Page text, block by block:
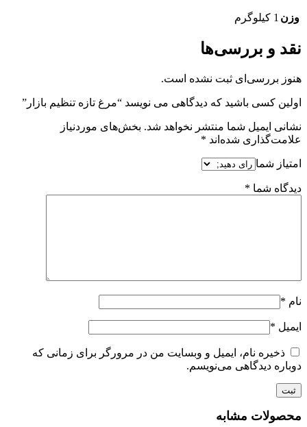
وزن 1 کیلوگرم
نقد و بررسی‌ها
هنوز بررسی‌ای ثبت نشده است.
اولین کسی باشید که دیدگاهی می نویسد “مرغ تازه تنظیم بازار”
نشانی ایمیل شما منتشر نخواهد شد. بخش‌های موردنیاز
علامت‌گذاری شده‌اند *
امتیاز شما
دیدگاه شما *
نام *
ایمیل *
ذخیره نام، ایمیل و وبسایت من در مرورگر برای زمانی که
دوباره دیدگاهی می‌نویسم.
محصولات مشابه